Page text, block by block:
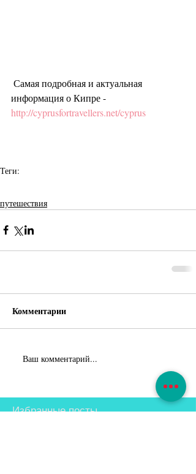
информация о Кипре -
http://cyprusfortravellers.net/cyprus
Теги:
путешествия
Комментарии
Ваш комментарий...
Избранные посты